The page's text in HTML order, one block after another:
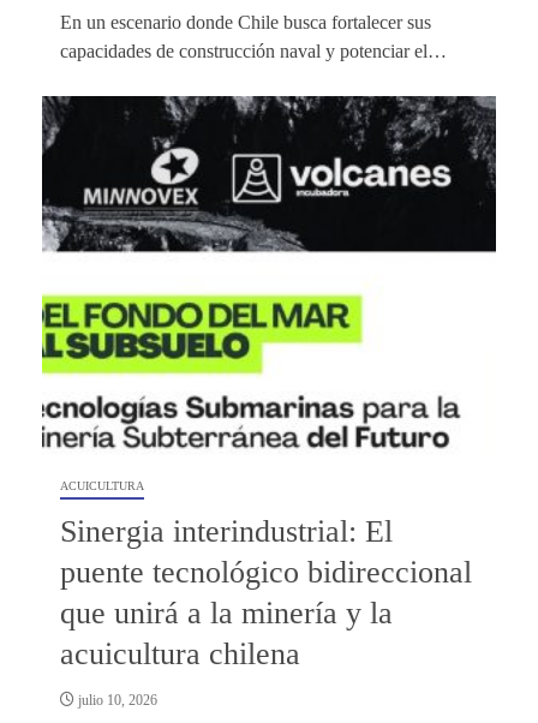
En un escenario donde Chile busca fortalecer sus
capacidades de construcción naval y potenciar el…
ACUICULTURA
Sinergia interindustrial: El
puente tecnológico bidireccional
que unirá a la minería y la
acuicultura chilena
julio 10, 2026